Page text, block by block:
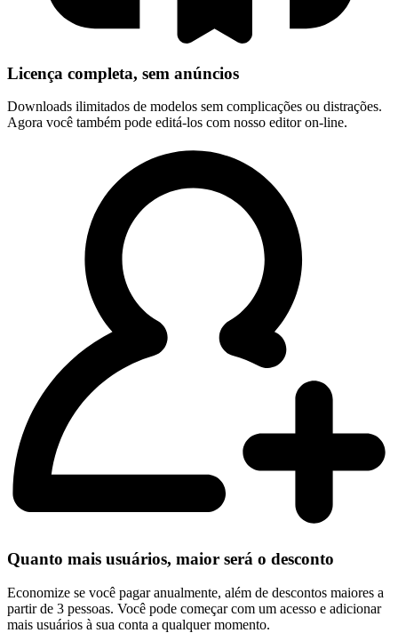
Licença completa, sem anúncios
Downloads ilimitados de modelos sem complicações ou distrações.
Agora você também pode editá-los com nosso editor on-line.
Quanto mais usuários, maior será o desconto
Economize se você pagar anualmente, além de descontos maiores a
partir de 3 pessoas. Você pode começar com um acesso e adicionar
mais usuários à sua conta a qualquer momento.